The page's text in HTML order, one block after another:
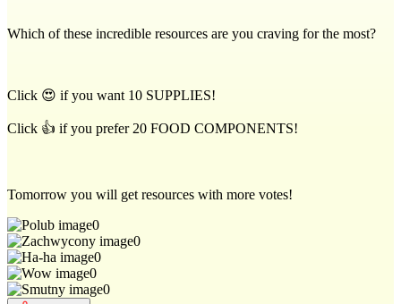
Which of these incredible resources are you craving for the most?
Click 😍 if you want 10 SUPPLIES!
Click 👍 if you prefer 20 FOOD COMPONENTS!
Tomorrow you will get resources with more votes!
0
0
0
0
0